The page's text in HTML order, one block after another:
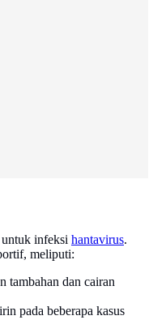
untuk infeksi hantavirus.
meliputi:
tambahan dan cairan
pada beberapa kasus